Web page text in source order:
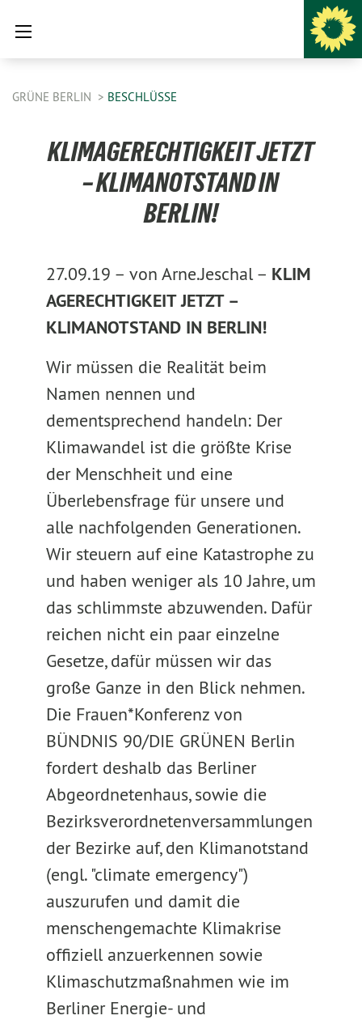
GRÜNE BERLIN BESCHLÜSSE
KLIMAGERECHTIGKEIT JETZT
– KLIMANOTSTAND IN
BERLIN!
27.09.19 – von Arne.Jeschal – KLIM
AGERECHTIGKEIT JETZT –
KLIMANOTSTAND IN BERLIN!
Wir müssen die Realität beim
Namen nennen und
dementsprechend handeln: Der
Klimawandel ist die größte Krise
der Menschheit und eine
Überlebensfrage für unsere und
alle nachfolgenden Generationen.
Wir steuern auf eine Katastrophe zu
und haben weniger als 10 Jahre, um
das schlimmste abzuwenden. Dafür
reichen nicht ein paar einzelne
Gesetze, dafür müssen wir das
große Ganze in den Blick nehmen.
Die Frauen*Konferenz von
BÜNDNIS 90/DIE GRÜNEN Berlin
fordert deshalb das Berliner
Abgeordnetenhaus, sowie die
Bezirksverordnetenversammlungen
der Bezirke auf, den Klimanotstand
(engl. "climate emergency")
auszurufen und damit die
menschengemachte Klimakrise
offiziell anzuerkennen sowie
Klimaschutzmaßnahmen wie im
Berliner Energie- und